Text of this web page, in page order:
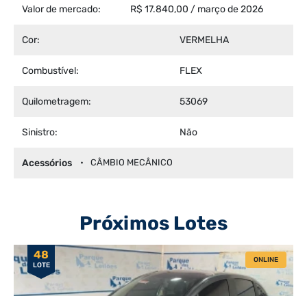
Valor de mercado: R$ 17.840,00 / março de 2026
Cor: VERMELHA
Combustível: FLEX
Quilometragem: 53069
Sinistro: Não
Acessórios CÂMBIO MECÂNICO
Próximos Lotes
48
LOTE
ONLINE